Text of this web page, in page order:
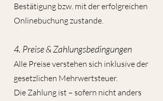
Bestätigung bzw. mit der erfolgreichen
Onlinebuchung zustande.
4. Preise & Zahlungsbedingungen
Alle Preise verstehen sich inklusive der
gesetzlichen Mehrwertsteuer.
Die Zahlung ist – sofern nicht anders